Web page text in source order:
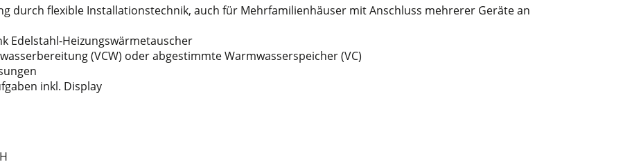
durch flexible Installationstechnik, auch für Mehrfamilienhäuser mit Anschluss mehrerer Geräte an
Edelstahl-Heizungswärmetauscher
(VCW) oder abgestimmte Warmwasserspeicher (VC)
inkl. Display